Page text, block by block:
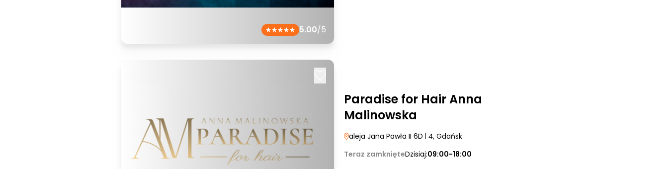
5.00/5
Paradise for Hair Anna
Malinowska
aleja Jana Pawła II 6D | 4, Gdańsk
Teraz zamknięteDzisiaj:09:00-18:00